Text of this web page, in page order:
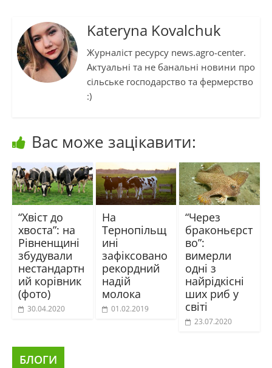
Kateryna Kovalchuk
Журналіст ресурсу news.agro-center.
Актуальні та не банальні новини про
сільське господарство та фермерство
:)
Вас може зацікавити:
“Хвіст до
хвоста”: на
Рівненщині
збудували
нестандартн
ий корівник
(фото)
30.04.2020
На
Тернопільщ
ині
зафіксовано
рекордний
надій
молока
01.02.2019
“Через
браконьєрст
во”:
вимерли
одні з
найрідкісні
ших риб у
світі
23.07.2020
БЛОГИ